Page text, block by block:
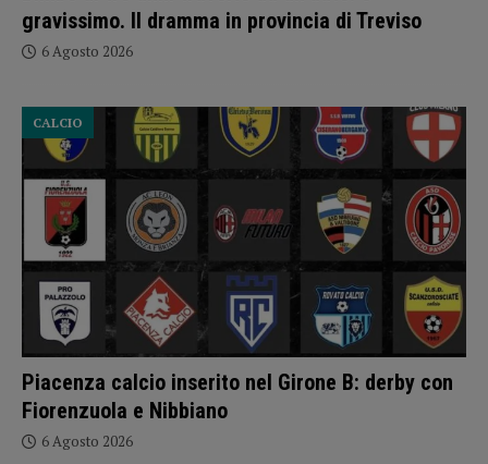
gravissimo. Il dramma in provincia di Treviso
6 Agosto 2026
Piacenza calcio inserito nel Girone B: derby con
Fiorenzuola e Nibbiano
CALCIO
6 Agosto 2026